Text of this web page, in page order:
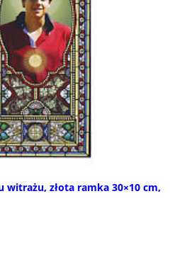
złota ramka 30×10 cm,